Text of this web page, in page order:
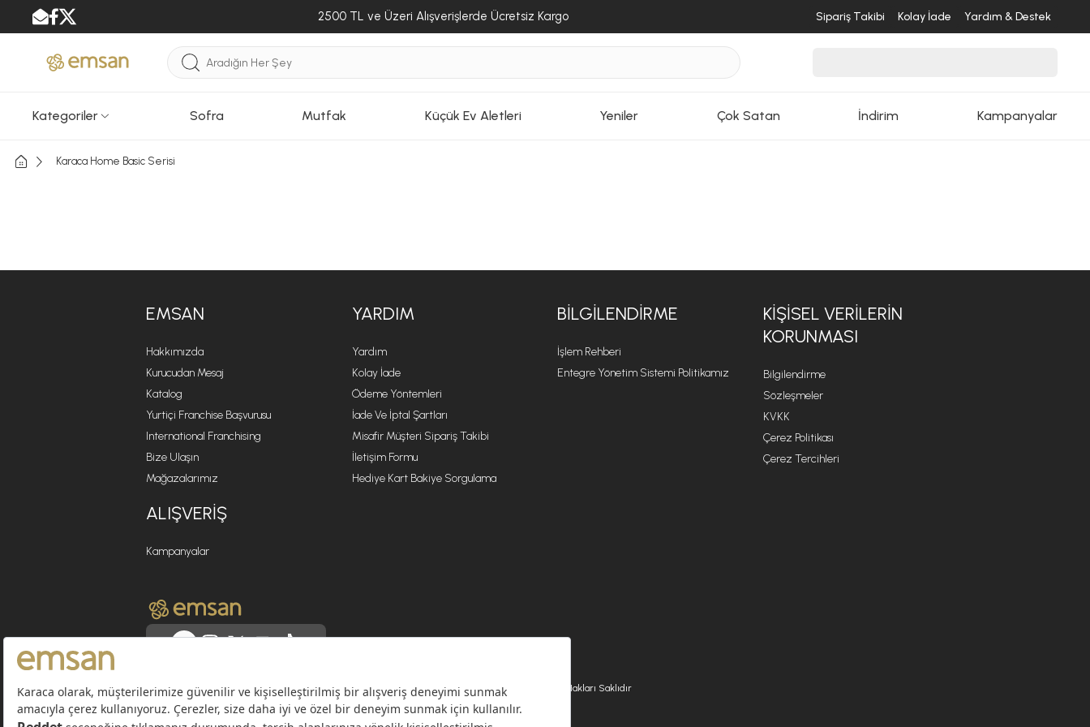
2500 TL ve Üzeri Alışverişlerde Ücretsiz Kargo Sipariş Takibi Kolay İade Yardım & Destek
Kategoriler Sofra Mutfak Küçük Ev Aletleri Yeniler Çok Satan İndirim Kampanyalar
Karaca Home Basic Serisi
EMSAN
Hakkımızda
Kurucudan Mesaj
Katalog
Yurtiçi Franchise Başvurusu
International Franchising
Bize Ulaşın
Mağazalarımız
YARDIM
Yardım
Kolay İade
Ödeme Yöntemleri
İade Ve İptal Şartları
Misafir Müşteri Sipariş Takibi
İletişim Formu
Hediye Kart Bakiye Sorgulama
BILGILENDIRME
İşlem Rehberi
Entegre Yönetim Sistemi Politikamız
KİŞİSEL VERİLERİN
KORUNMASI
Bilgilendirme
Sözleşmeler
KVKK
Çerez Politikası
Çerez Tercihleri
ALIŞVERIŞ
Kampanyalar
© 2026 EMSAN A.Ş. Tüm Hakları Saklıdır